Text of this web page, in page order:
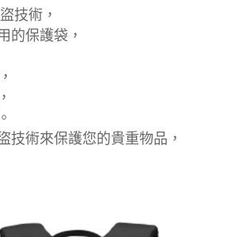
技術，
的保護袋，
技術來保護您的貴重物品，